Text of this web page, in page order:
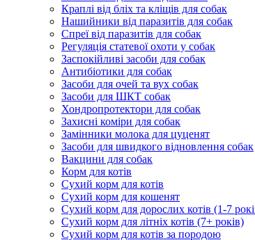
Краплі від бліх та кліщів для собак
Нашийники від паразитів для собак
Спреї від паразитів для собак
Регуляція статевої охоти у собак
Заспокійливі засоби для собак
Антибіотики для собак
Засоби для очей та вух собак
Засоби для ШКТ собак
Хондропротектори для собак
Захисні коміри для собак
Замінники молока для цуценят
Засоби для швидкого відновлення собак
Вакцини для собак
Корм для котів
Сухий корм для котів
Сухий корм для кошенят
Сухий корм для дорослих котів (1-7
Сухий корм для літніх котів (7+ років)
Сухий корм для котів за породою